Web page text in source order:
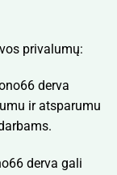
privalumų:
derva
ir atsparumu
derva gali